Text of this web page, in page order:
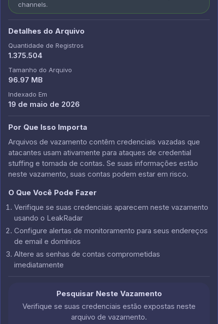
channels.
Detalhes do Arquivo
Quantidade de Registros
1.375.504
Tamanho do Arquivo
96.97 MB
Indexado Em
19 de maio de 2026
Por Que Isso Importa
Arquivos de vazamento contêm credenciais vazadas que
atacantes usam ativamente para ataques de credential
stuffing e tomada de contas. Se suas informações estão
neste vazamento, suas contas podem estar em risco.
O Que Você Pode Fazer
Verifique se suas credenciais aparecem neste vazamento
usando o LeakRadar
Configure alertas de monitoramento para seus endereços
de email e domínios
Altere as senhas de contas comprometidas
imediatamente
Pesquisar Neste Vazamento
Verifique se suas credenciais estão expostas neste
arquivo de vazamento.